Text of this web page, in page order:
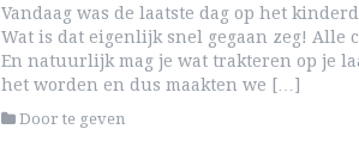
Vandaag was de laatste dag op het
Wat is dat eigenlijk snel gegaan zeg! Alle
En natuurlijk mag je wat trakteren op je
het worden en dus maakten we […]
Door te geven